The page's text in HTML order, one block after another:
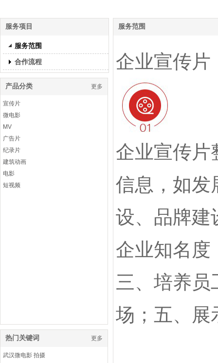
服务项目
服务范围
合作流程
产品分类 更多
宣传片
微电影
MV
广告片
纪录片
建筑动画
电影
短视频
热门关键词 更多
武汉微电影 拍摄
服务范围
企业宣传片
企业宣传片
信息，如发
设、品牌建
企业知名度
三、培养员
场；五、展